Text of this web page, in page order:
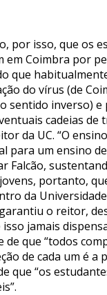
por isso, que os
em Coimbra por
que
do vírus (de
sentido inverso) e
cadeias de
da UC. “O
para um ensino
Falcão,
portanto,
da
o reitor,
jamais
de que “todos
de cada um é a
que “os